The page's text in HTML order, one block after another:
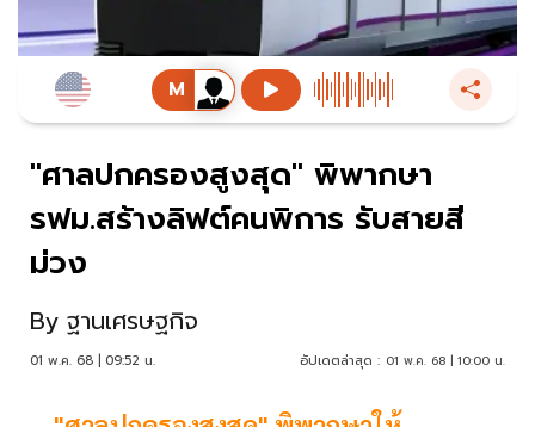
"ศาลปกครองสูงสุด" พิพากษา
รฟม.สร้างลิฟต์คนพิการ รับสายสี
ม่วง
By ฐานเศรษฐกิจ
01 พ.ค. 68 | 09:52 น. อัปเดตล่าสุด : 01 พ.ค. 68 | 10:00 น.